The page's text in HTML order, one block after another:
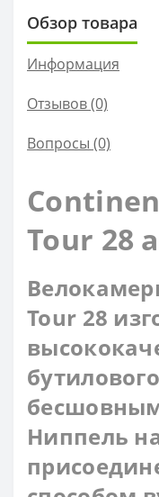
Обзор товара
Информация
Отзывов (0)
Вопросы (0)
Tour 28
Tour 28
Ниппель